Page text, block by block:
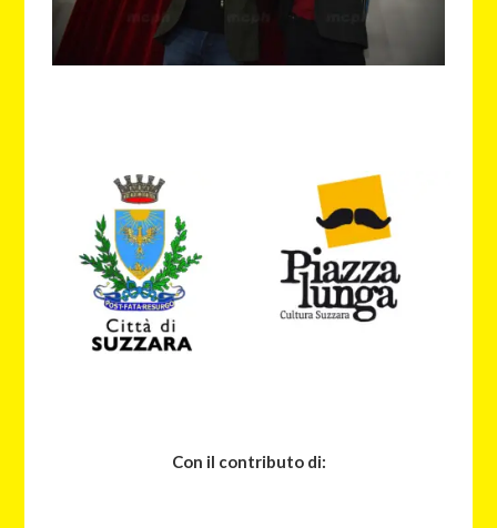
Con il contributo di: